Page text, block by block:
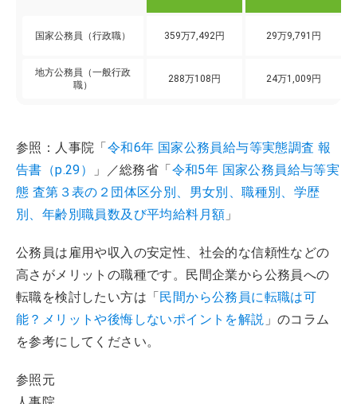
国家公務員（行政職） 359万7,492円 29万9,791円
地方公務員（一般行政
職）
288万108円 24万1,009円
参照：人事院「令和6年 国家公務員給与等実態調査 報
告書（p.29）
」／総務省「令和5年 国家公務員給与等実
態 査第３表の２団体区分別、男女別、職種別、学歴
別、年齢別職員数及び平均給料月額 」
公務員は雇用や収入の安定性、社会的な信頼性などの
高さがメリットの職種です。民間企業から公務員への
転職を検討したい方は「民間から公務員に転職は可
能？メリットや後悔しないポイントを解説 」のコラム
を参考にしてください。
参照元